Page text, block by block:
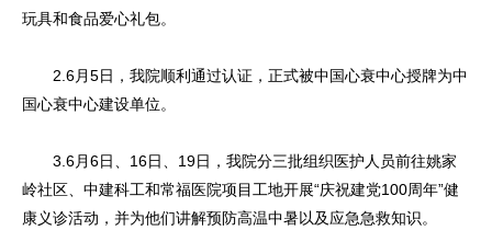
玩具和食品爱心礼包。
2.6月5日，我院顺利通过认证，正式被中国心衰中心授牌为中
国心衰中心建设单位。
3.6月6日、16日、19日，我院分三批组织医护人员前往姚家
岭社区、中建科工和常福医院项目工地开展“庆祝建党100周年”健
康义诊活动，并为他们讲解预防高温中暑以及应急急救知识。